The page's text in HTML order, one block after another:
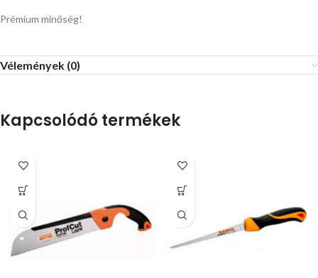
Prémium minőség!
Vélemények (0)
Kapcsolódó termékek